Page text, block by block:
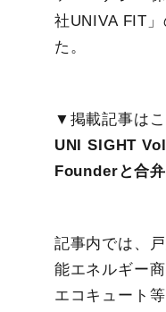
社UNIVA FIT
た。
▼掲載記事はこ
UNI SIGHT
Founderと合
記事内では、
能エネルギー
エコキュート